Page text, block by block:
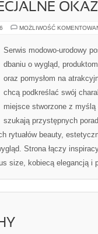
MOŻLIWOŚĆ
Serwis modowo-urodowy
dbaniu o wygląd,
oraz pomysłom na
chcą podkreślać swój
miejsce stworzone z
szukają przystępnych
rytuałów beauty,
Strona łączy
size, kobiecą elegancją i